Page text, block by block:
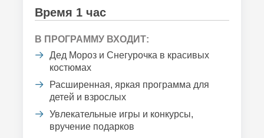
Время 1 час
В ПРОГРАММУ ВХОДИТ:
Дед Мороз и Снегурочка в красивых
костюмах
Расширенная, яркая программа для
детей и взрослых
Увлекательные игры и конкурсы,
вручение подарков